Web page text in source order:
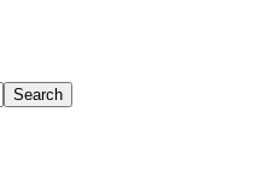
Search